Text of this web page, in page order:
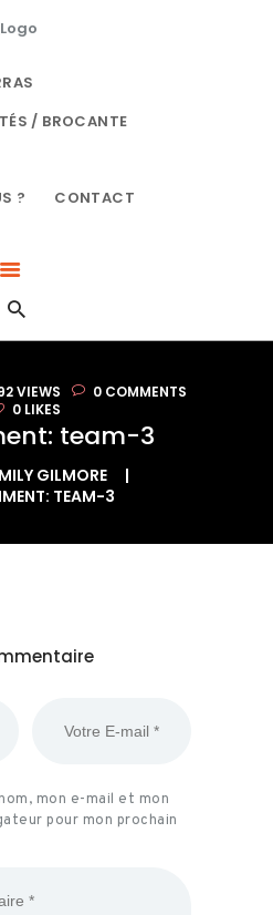
/ BROCANTE
?
CONTACT
VIEWS 0 COMMENTS
0 LIKES
team-3
GILMORE
TEAM-3
DÉBARRAS À ROUEN
/
mon e-mail et mon
pour mon prochain